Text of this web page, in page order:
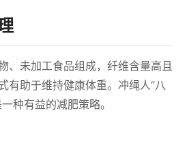
、未加工食品组成，纤维含量高且
有助于维持健康体重。冲绳人“八
种有益的减肥策略。